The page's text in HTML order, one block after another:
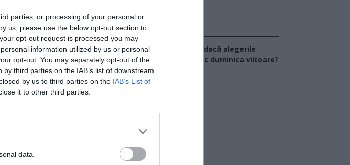
parties, or processing of your personal or
us, please use the below opt-out section to
opt-out request is processed you may
information utilized by us or personal
opt-out. You may separately opt-out of the
third parties on the IAB’s list of downstream
by us to third parties on the IAB’s List of
it to other third parties.
data.
Sondaj
Ce partid ați vota dacă alegerile
parlamentare ar avea loc duminica viitoare?
USR
PSD
AUR
PMP (Tomac)